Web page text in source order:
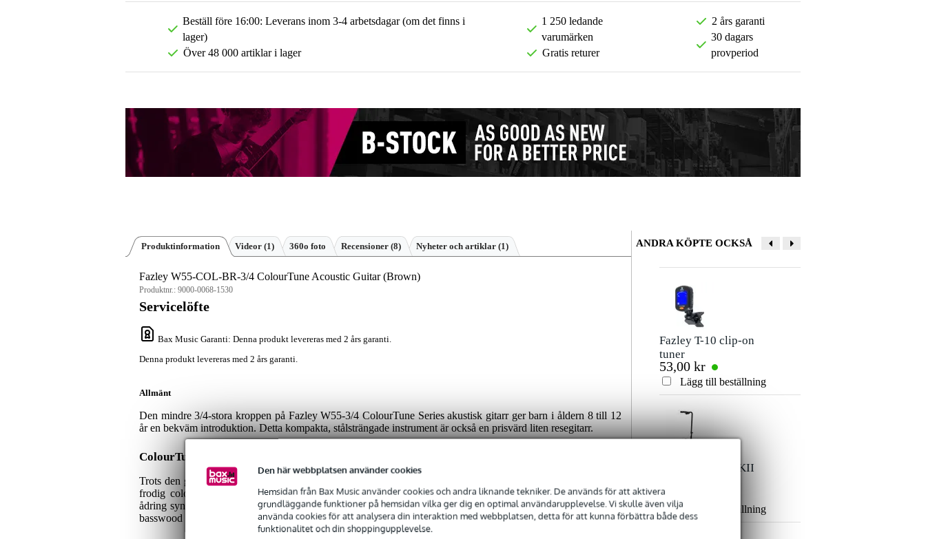
Den här webbplatsen använder cookies
Hemsidan från Bax Music använder cookies och andra liknande tekniker. De används för att aktivera
grundläggande funktioner på hemsidan vilka ger dig en optimal användarupplevelse. Vi skulle även vilja
använda cookies för att analysera din interaktion med webbplatsen, detta för att kunna förbättra både dess
funktionalitet och din shoppingupplevelse.
Beställ före 16:00: Leverans inom 3-4 arbetsdagar (om det finns i
lager)
Över 48 000 artiklar i lager
1 250 ledande
varumärken
Gratis returer
2 års garanti
30 dagars
provperiod
Produktinformation Videor (1) 360o foto Recensioner (8) Nyheter och artiklar (1)
Fazley W55-COL-BR-3/4 ColourTune Acoustic Guitar (Brown)
Produktnr.: 9000-0068-1530
Servicelöfte
Bax Music Garanti: Denna produkt levereras med 2 års garanti.
Denna produkt levereras med 2 års garanti.
Allmänt
Den mindre 3/4-stora kroppen på Fazley W55-3/4 ColourTune Series akustisk gitarr ger barn i åldern 8 till 12
år en bekväm introduktion. Detta kompakta, stålsträngade instrument är också en prisvärd liten resegitarr.
ColourTune W55-3/4: En lyxig finish
Trots den generösa prislappen har W55-3/4 fått en mycket unik finish. Efter att först ha handpolerats med en
frodig colour-fade har träet förseglats med en transparent, matt satin-gloss-lack som lämnar träets naturliga
ådring synlig. Ljudet från den här akustiska gitarren är lika bra, eftersom resonansbotten, ryggen och sidorna i
basswood gnistrar av övertoner och ger en ljus och fyllig naturlig ton.
ANDRA KÖPTE OCKSÅ
Fazley T-10 clip-on
tuner
53,00 kr
Lägg till beställning
Innox IGS 03 MKII
80,00 kr
Lägg till beställning